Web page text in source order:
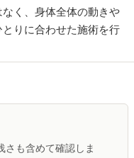
く、身体全体の動きや
りに合わせた施術を行
さも含めて確認しま